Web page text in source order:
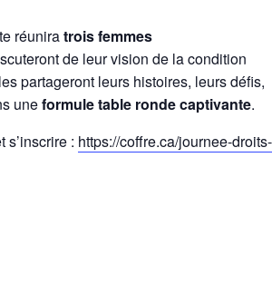
réuniratrois femmes
de leur vision de la condition
partageront leurs histoires, leurs défis,
uneformule table ronde captivante.
s’inscrire : https://coffre.ca/journee-droits-